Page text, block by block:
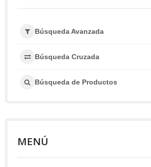
Búsqueda Avanzada
Búsqueda Cruzada
Búsqueda de Productos
MENÚ